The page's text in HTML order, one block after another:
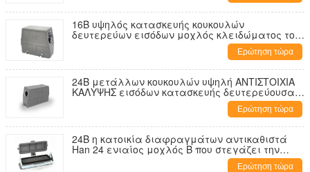
16B υψηλός κατασκευής κουκουλών
δευτερεύων εισόδων μοχλός κλειδώματος τοπ
εισόδων διπλός 4 αντιστοιχία καρφιών με την
Ερώτηση τώρα
24B μετάλλων κουκουλών υψηλή ΑΝΤΙΣΤΟΙΧΙΑ
ΚΑΛΥΨΗΣ εισόδων κατασκευής δευτερεύουσα
ΜΕ την ΚΑΤΟΙΚΊΑ HARTING HAN 24BΕρώτηση τώρα
24B η κατοικία διαφραγμάτων αντικαθιστά
Han 24 ενιαίος μοχλός Β που στεγάζει την
κατοικία 24 Β bilkhead με την κάλυψηΕρώτηση τώρα